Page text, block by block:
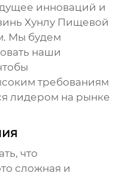
инноваций и
Хунлу Пищевой
Мы будем
наши
требованиям
лидером на рынке
что
сложная и